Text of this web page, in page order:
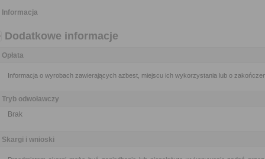
Informacja
Dodatkowe informacje
Opłata
Informacja o wyrobach zawierających azbest, miejscu ich wykorzystania lub o
Tryb odwoławczy
Brak
Skargi i wnioski